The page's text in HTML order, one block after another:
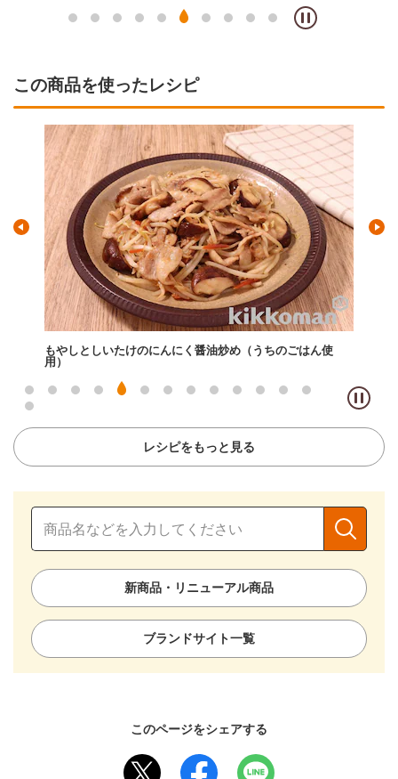
この商品を使ったレシピ
もやしとほうれん草のにんにく醤油炒め【1/2日分の野菜使
用】（うちのごはん使用）
レシピをもっと見る
新商品・リニューアル商品
ブランドサイト一覧
このページをシェアする